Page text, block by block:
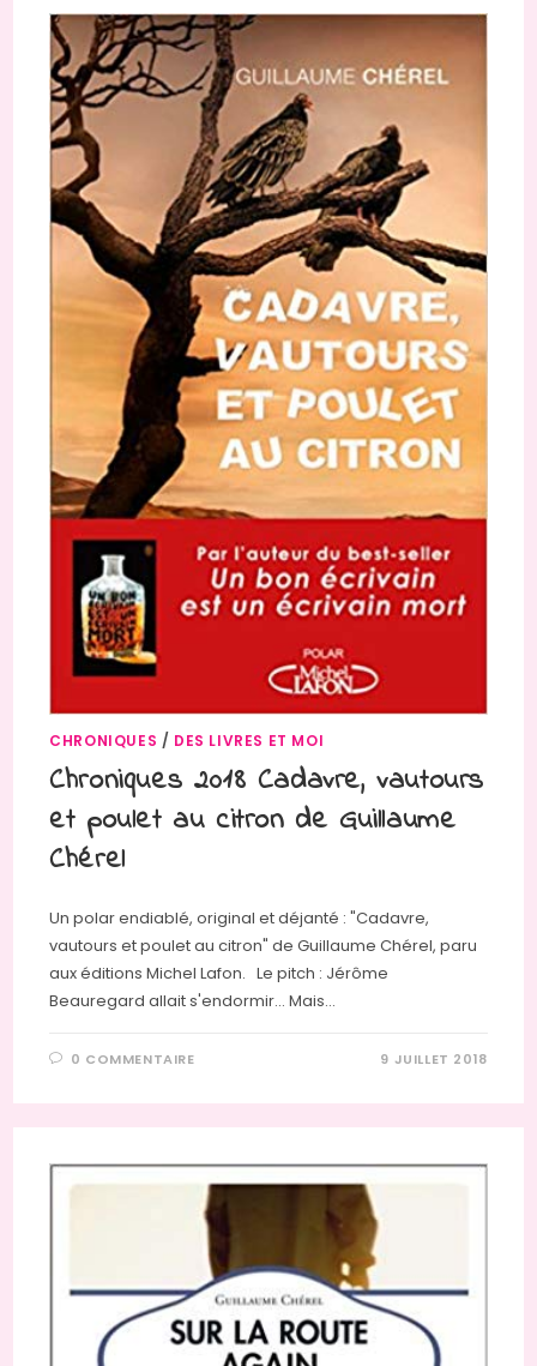
CHRONIQUES / DES LIVRES ET MOI
Chroniques 2018 Cadavre, vautours
et poulet au citron de Guillaume
Chérel
Un polar endiablé, original et déjanté : "Cadavre,
vautours et poulet au citron" de Guillaume Chérel, paru
aux éditions Michel Lafon. Le pitch : Jérôme
Beauregard allait s'endormir... Mais…
0 COMMENTAIRE 9 JUILLET 2018